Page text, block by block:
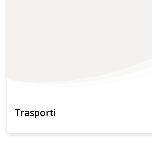
Trasporti